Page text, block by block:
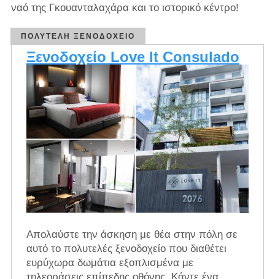
ναό της Γκουανταλαχάρα και το ιστορικό κέντρο!
ΠΟΛΥΤΕΛΉ ΞΕΝΟΔΟΧΕΊΟ
Ξενοδοχείο Love It Consulado
Απολαύστε την άσκηση με θέα στην πόλη σε
αυτό το πολυτελές ξενοδοχείο που διαθέτει
ευρύχωρα δωμάτια εξοπλισμένα με